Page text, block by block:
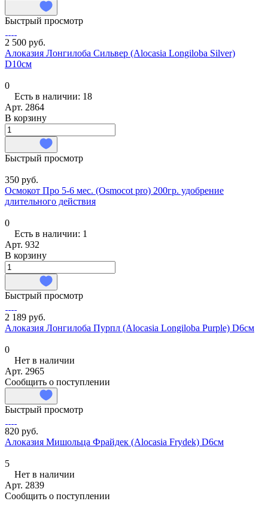
Быстрый просмотр
2 500 руб.
Алоказия Лонгилоба Сильвер (Alocasia Longiloba Silver)
D10см
0
Есть в наличии: 18
Арт. 2864
В корзину
Быстрый просмотр
350 руб.
Осмокот Про 5-6 мес. (Osmocot pro) 200гр. удобрение
длительного действия
0
Есть в наличии: 1
Арт. 932
В корзину
Быстрый просмотр
2 189 руб.
Алоказия Лонгилоба Пурпл (Alocasia Longiloba Purple) D6см
0
Нет в наличии
Арт. 2965
Сообщить о поступлении
Быстрый просмотр
820 руб.
Алоказия Мишольца Фрайдек (Alocasia Frydek) D6см
5
Нет в наличии
Арт. 2839
Сообщить о поступлении